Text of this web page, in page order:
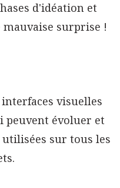
d'idéation et
mauvaise surprise !
visuelles
peuvent évoluer et
sur tous les